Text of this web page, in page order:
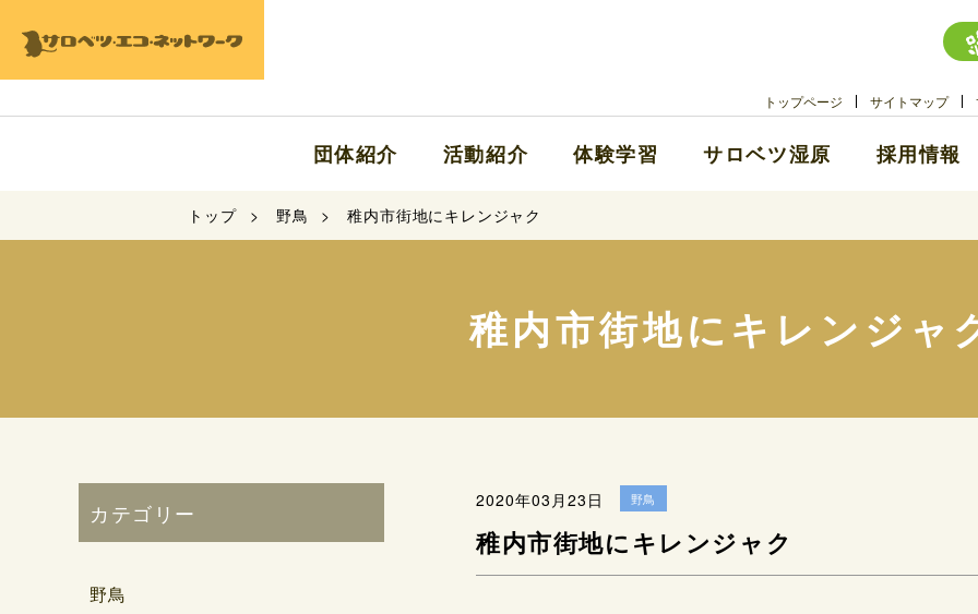
トップページ サイトマップ
団体紹介 活動紹介 体験学習 サロベツ湿原 採用情報
トップ 野鳥 稚内市街地にキレンジャク
稚内市街地にキレンジャ
2020年03月23日 野鳥
稚内市街地にキレンジャク
カテゴリー
野鳥